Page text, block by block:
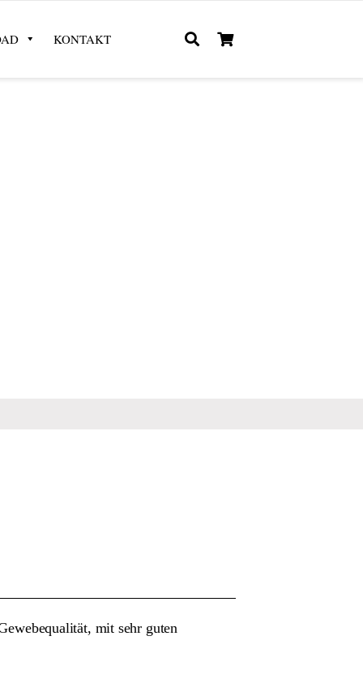
KONTAKT
mit sehr guten